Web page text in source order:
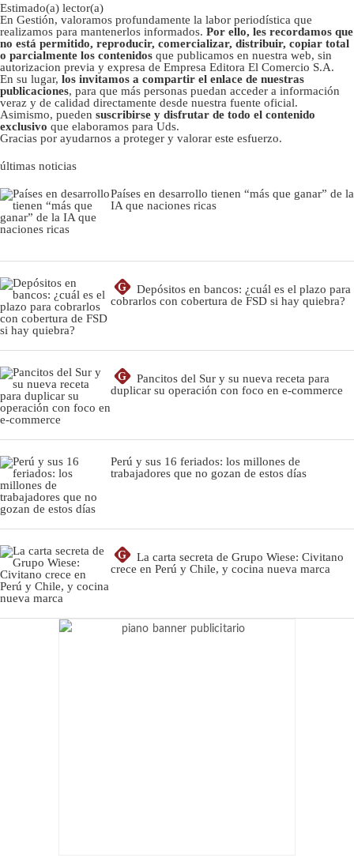
Estimado(a) lector(a)
En Gestión, valoramos profundamente la labor periodística que
realizamos para mantenerlos informados. Por ello, les recordamos que
no está permitido, reproducir, comercializar, distribuir, copiar total
o parcialmente los contenidos que publicamos en nuestra web, sin
autorizacion previa y expresa de Empresa Editora El Comercio S.A.
En su lugar, los invitamos a compartir el enlace de nuestras
publicaciones, para que más personas puedan acceder a información
veraz y de calidad directamente desde nuestra fuente oficial.
Asimismo, pueden suscribirse y disfrutar de todo el contenido
exclusivo que elaboramos para Uds.
Gracias por ayudarnos a proteger y valorar este esfuerzo.
últimas noticias
Países en desarrollo tienen “más que ganar” de la
IA que naciones ricas
G
Depósitos en bancos: ¿cuál es el plazo para
cobrarlos con cobertura de FSD si hay quiebra?
G
Pancitos del Sur y su nueva receta para
duplicar su operación con foco en e-commerce
Perú y sus 16 feriados: los millones de
trabajadores que no gozan de estos días
G
La carta secreta de Grupo Wiese: Civitano
crece en Perú y Chile, y cocina nueva marca